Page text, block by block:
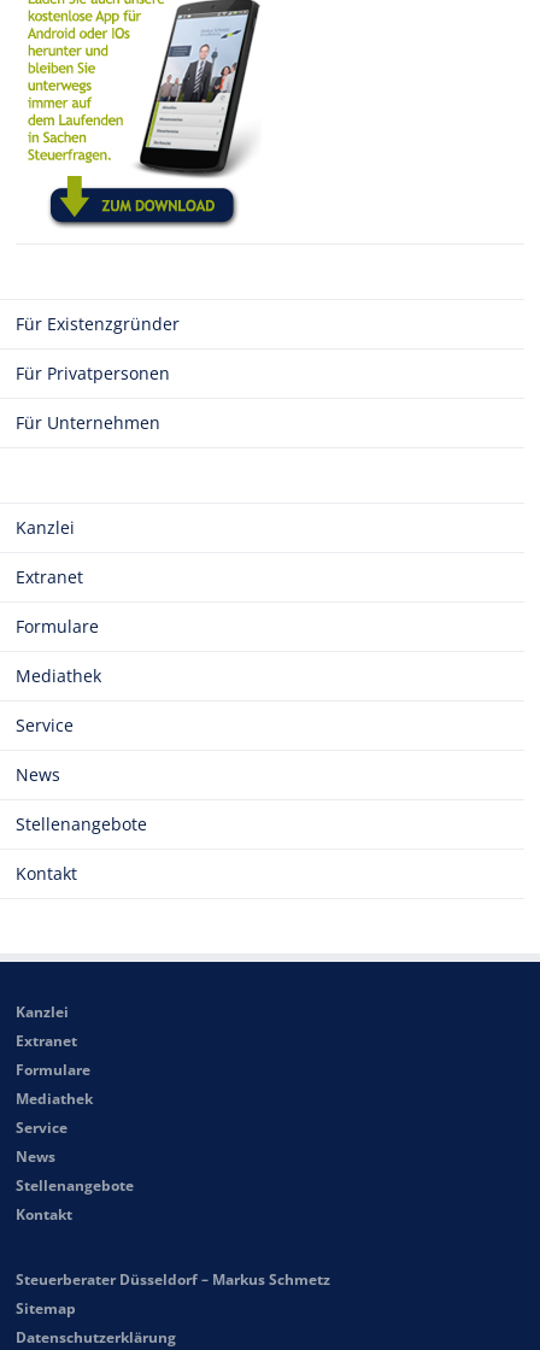
Für Existenzgründer
Für Privatpersonen
Für Unternehmen
Kanzlei
Extranet
Formulare
Mediathek
Service
News
Stellenangebote
Kontakt
Kanzlei
Extranet
Formulare
Mediathek
Service
News
Stellenangebote
Kontakt
Steuerberater Düsseldorf – Markus Schmetz
Sitemap
Datenschutzerklärung